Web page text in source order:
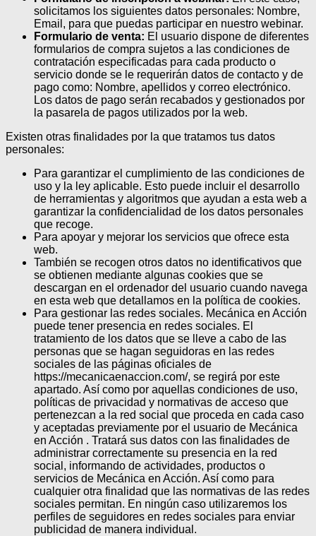
solicitamos los siguientes datos personales: Nombre,
Email, para que puedas participar en nuestro webinar.
Formulario de venta: El usuario dispone de diferentes
formularios de compra sujetos a las condiciones de
contratación especificadas para cada producto o
servicio donde se le requerirán datos de contacto y de
pago como: Nombre, apellidos y correo electrónico.
Los datos de pago serán recabados y gestionados por
la pasarela de pagos utilizados por la web.
Existen otras finalidades por la que tratamos tus datos
personales:
Para garantizar el cumplimiento de las condiciones de
uso y la ley aplicable. Esto puede incluir el desarrollo
de herramientas y algoritmos que ayudan a esta web a
garantizar la confidencialidad de los datos personales
que recoge.
Para apoyar y mejorar los servicios que ofrece esta
web.
También se recogen otros datos no identificativos que
se obtienen mediante algunas cookies que se
descargan en el ordenador del usuario cuando navega
en esta web que detallamos en la política de cookies.
Para gestionar las redes sociales. Mecánica en Acción
puede tener presencia en redes sociales. El
tratamiento de los datos que se lleve a cabo de las
personas que se hagan seguidoras en las redes
sociales de las páginas oficiales de
https://mecanicaenaccion.com/, se regirá por este
apartado. Así como por aquellas condiciones de uso,
políticas de privacidad y normativas de acceso que
pertenezcan a la red social que proceda en cada caso
y aceptadas previamente por el usuario de Mecánica
en Acción . Tratará sus datos con las finalidades de
administrar correctamente su presencia en la red
social, informando de actividades, productos o
servicios de Mecánica en Acción. Así como para
cualquier otra finalidad que las normativas de las redes
sociales permitan. En ningún caso utilizaremos los
perfiles de seguidores en redes sociales para enviar
publicidad de manera individual.